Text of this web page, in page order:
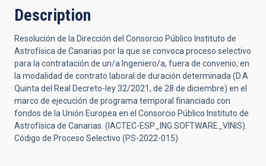
Description
Resolución de la Dirección del Consorcio Público Instituto de
Astrofísica de Canarias por la que se convoca proceso selectivo
para la contratación de un/a Ingeniero/a, fuera de convenio, en
la modalidad de contrato laboral de duración determinada (D.A
Quinta del Real Decreto-ley 32/2021, de 28 de diciembre) en el
marco de ejecución de programa temporal financiado con
fondos de la Unión Europea en el Consorcio Público Instituto de
Astrofísica de Canarias. (IACTEC-ESP_ING.SOFTWARE_VINIS).
Código de Proceso Selectivo (PS-2022-015).